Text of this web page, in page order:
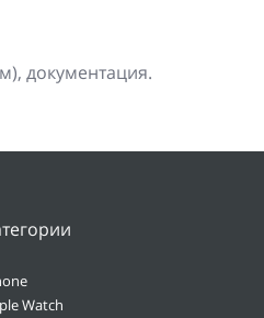
документация.
Watch